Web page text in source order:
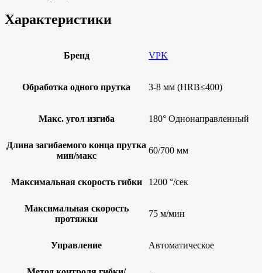
Характеристики
Бренд VPK
Обработка одного прутка 3-8 мм (HRB≤400)
Макс. угол изгиба 180° Однонаправленный
Длина загибаемого конца прутка
мин/макс
60/700 мм
Максимальная скорость гибки 1200 °/сек
Максимальная скорость
протяжки
75 м/мин
Управление Автоматическое